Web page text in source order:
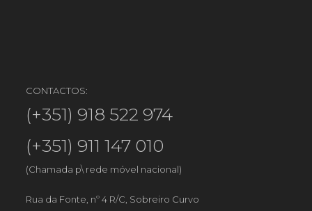
CONTACTOS:
(+351) 918 522 974
(+351) 911 147 010
(Chamada p\ rede móvel nacional)
Rua da Fonte, nº 4 R/C, Sobreiro Curvo